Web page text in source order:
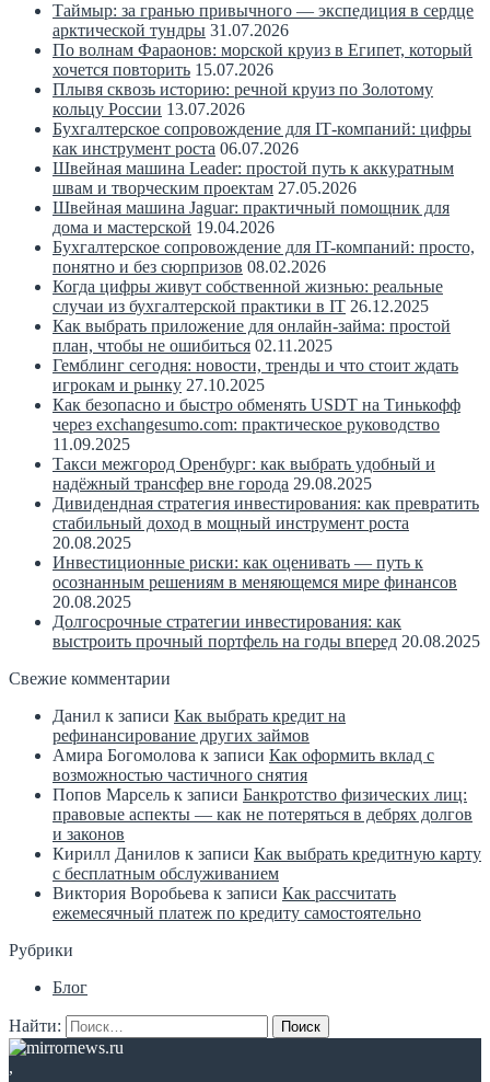
Таймыр: за гранью привычного — экспедиция в сердце
арктической тундры 31.07.2026
По волнам Фараонов: морской круиз в Египет, который
хочется повторить 15.07.2026
Плывя сквозь историю: речной круиз по Золотому
кольцу России 13.07.2026
Бухгалтерское сопровождение для IT‑компаний: цифры
как инструмент роста 06.07.2026
Швейная машина Leader: простой путь к аккуратным
швам и творческим проектам 27.05.2026
Швейная машина Jaguar: практичный помощник для
дома и мастерской 19.04.2026
Бухгалтерское сопровождение для IT-компаний: просто,
понятно и без сюрпризов 08.02.2026
Когда цифры живут собственной жизнью: реальные
случаи из бухгалтерской практики в IT 26.12.2025
Как выбрать приложение для онлайн-займа: простой
план, чтобы не ошибиться 02.11.2025
Гемблинг сегодня: новости, тренды и что стоит ждать
игрокам и рынку 27.10.2025
Как безопасно и быстро обменять USDT на Тинькофф
через exchangesumo.com: практическое руководство
11.09.2025
Такси межгород Оренбург: как выбрать удобный и
надёжный трансфер вне города 29.08.2025
Дивидендная стратегия инвестирования: как превратить
стабильный доход в мощный инструмент роста
20.08.2025
Инвестиционные риски: как оценивать — путь к
осознанным решениям в меняющемся мире финансов
20.08.2025
Долгосрочные стратегии инвестирования: как
выстроить прочный портфель на годы вперед 20.08.2025
Свежие комментарии
Данил к записи Как выбрать кредит на
рефинансирование других займов
Амира Богомолова к записи Как оформить вклад с
возможностью частичного снятия
Попов Марсель к записи Банкротство физических лиц:
правовые аспекты — как не потеряться в дебрях долгов
и законов
Кирилл Данилов к записи Как выбрать кредитную карту
с бесплатным обслуживанием
Виктория Воробьева к записи Как рассчитать
ежемесячный платеж по кредиту самостоятельно
Рубрики
Блог
Найти:
,